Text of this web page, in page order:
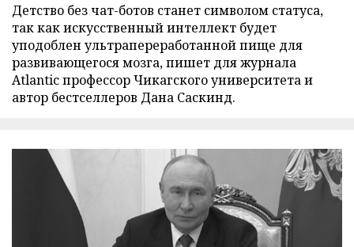
Детство без чат-ботов станет символом статуса,
так как искусственный интеллект будет
уподоблен ультрапереработанной пище для
развивающегося мозга, пишет для журнала
Atlantic профессор Чикагского университета и
автор бестселлеров Дана Саскинд.